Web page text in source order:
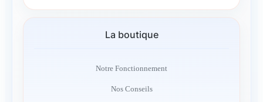
La boutique
Notre Fonctionnement
Nos Conseils